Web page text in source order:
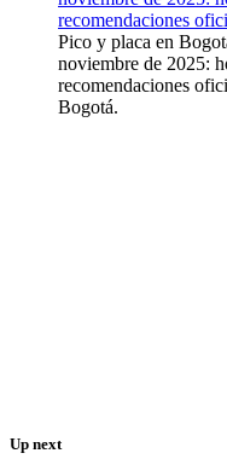
Pico y placa en
noviembre de 2025:
recomendaciones
Bogotá.
Up next